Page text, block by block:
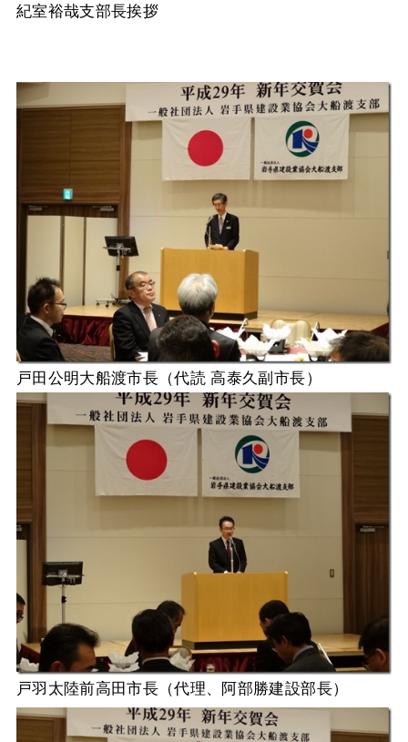
紀室裕哉支部長挨拶
戸田公明大船渡市長（代読 高泰久副市長）
戸羽太陸前高田市長（代理、阿部勝建設部長）